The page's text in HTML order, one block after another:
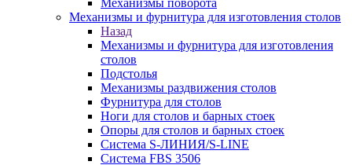
Механизмы поворота
Механизмы и фурнитура для изготовления столов
Назад
Механизмы и фурнитура для изготовления
столов
Подстолья
Механизмы раздвижения столов
Фурнитура для столов
Ноги для столов и барных стоек
Опоры для столов и барных стоек
Система S-ЛИНИЯ/S-LINE
Система FBS 3506